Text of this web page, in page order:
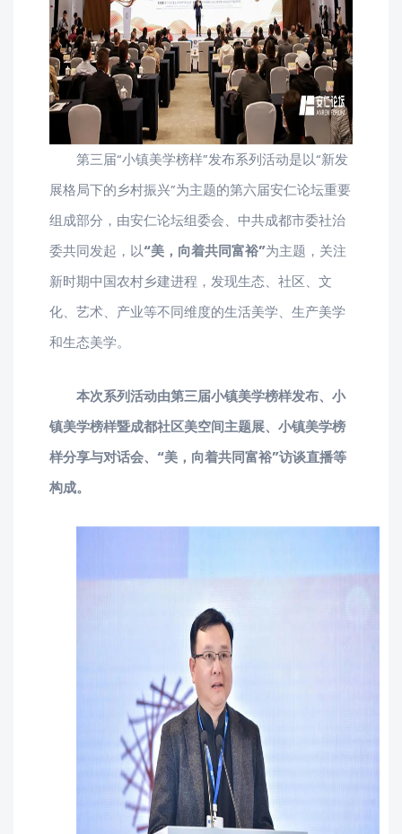
第三届“小镇美学榜样”发布系列活动是以“新发
展格局下的乡村振兴”为主题的第六届安仁论坛重要
组成部分，由安仁论坛组委会、中共成都市委社治
委共同发起，以“美，向着共同富裕”为主题，关注
新时期中国农村乡建进程，发现生态、社区、文
化、艺术、产业等不同维度的生活美学、生产美学
和生态美学。
本次系列活动由第三届小镇美学榜样发布、小
镇美学榜样暨成都社区美空间主题展、小镇美学榜
样分享与对话会、“美，向着共同富裕”访谈直播等
构成。